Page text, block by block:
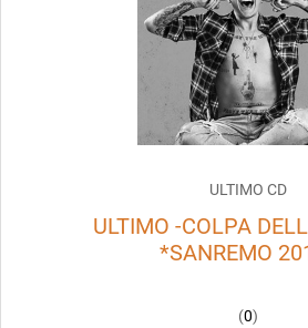
ULTIMO CD
ULTIMO -COLPA
*SANREMO
(0)